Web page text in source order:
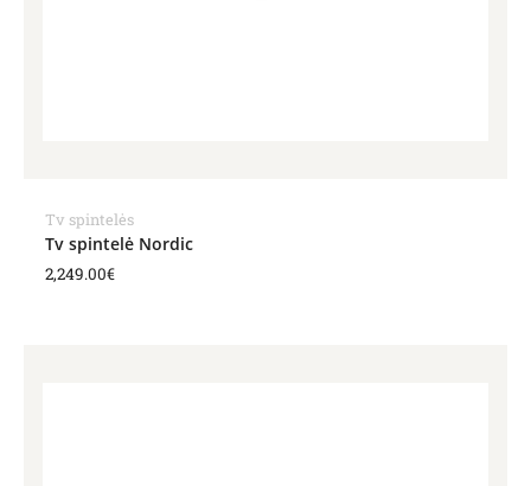
Tv spintelės
Tv spintelė Nordic
2,249.00€